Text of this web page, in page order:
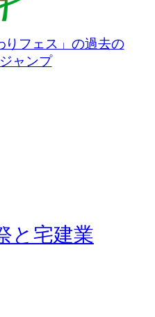
フェス」の過去の
ャンプ
と宅建業